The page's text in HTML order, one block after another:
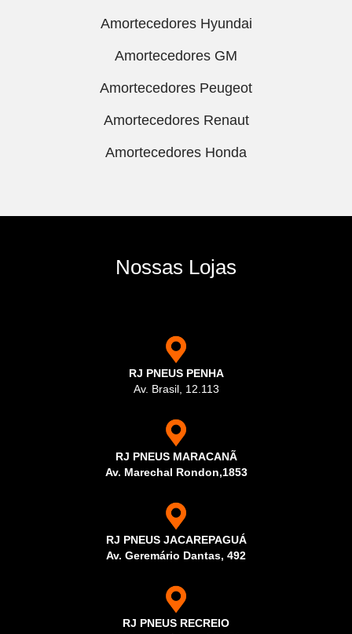
Amortecedores Hyundai
Amortecedores GM
Amortecedores Peugeot
Amortecedores Renaut
Amortecedores Honda
Nossas Lojas
RJ PNEUS PENHA
Av. Brasil, 12.113
RJ PNEUS MARACANÃ
Av. Marechal Rondon,1853
RJ PNEUS JACAREPAGUÁ
Av. Geremário Dantas, 492
RJ PNEUS RECREIO